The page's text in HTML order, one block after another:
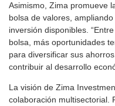
Asimismo, Zima promueve
bolsa de valores,
inversión disponibles.
bolsa, más oportunidades
para diversificar sus
contribuir al desarrollo
La visión de Zima
colaboración multisectorial.